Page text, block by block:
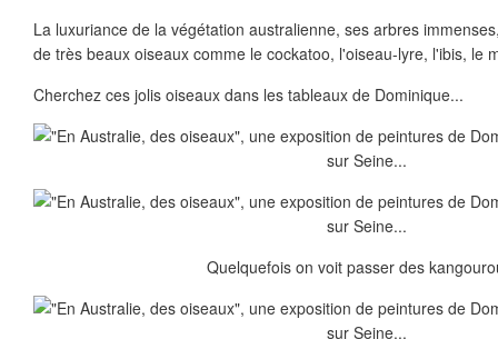
La luxuriance de la végétation australienne, ses arbres
de très beaux oiseaux comme le cockatoo, l'oiseau-lyre, l'ibis, le
Cherchez ces jolis oiseaux dans les tableaux de Dominique...
Quelquefois on voit passer des